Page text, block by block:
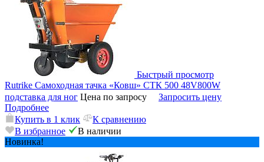
Быстрый просмотр
Rutrike Самоходная тачка «Ковш» СТК 500 48V800W
подставка для ног Цена по запросу
Запросить цену
Подробнее
Купить в 1 клик
К сравнению
В избранное
В наличии
Новинка!